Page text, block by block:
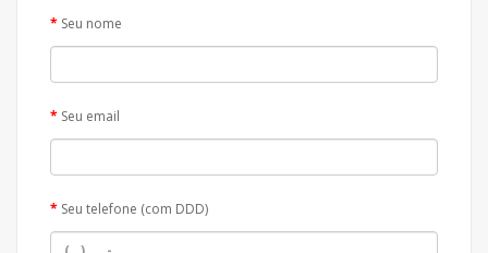
Seu nome
Seu email
Seu telefone (com DDD)